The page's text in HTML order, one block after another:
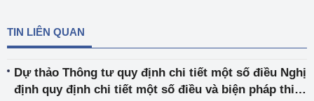
TIN LIÊN QUAN
Dự thảo Thông tư quy định chi tiết một số điều Nghị
định quy định chi tiết một số điều và biện pháp thi